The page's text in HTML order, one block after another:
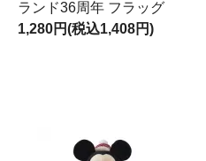
ランド36周年 フラッグ
1,280円(税込1,408円)